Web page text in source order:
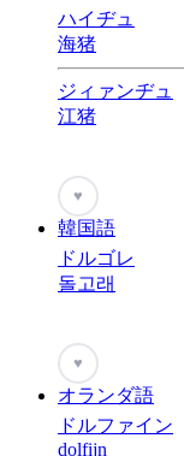
ハイヂュ
海猪
ジィァンヂュ
江猪
♥
韓国語
ドルゴレ
돌고래
♥
オランダ語
ドルファイン
dolfijn